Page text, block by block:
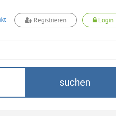
Registrieren Login
suchen